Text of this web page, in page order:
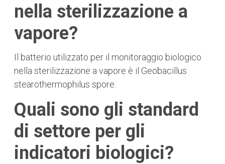
nella sterilizzazione a
vapore?
Il batterio utilizzato per il monitoraggio biologico
nella sterilizzazione a vapore è il Geobacillus
stearothermophilus spore.
Quali sono gli standard
di settore per gli
indicatori biologici?